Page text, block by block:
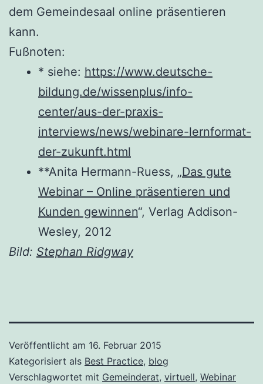
dem Gemeindesaal online präsentieren
kann.
Fußnoten:
* siehe: https://www.deutsche-
bildung.de/wissenplus/info-
center/aus-der-praxis-
interviews/news/webinare-lernformat-
der-zukunft.html
**Anita Hermann-Ruess, „Das gute
Webinar – Online präsentieren und
Kunden gewinnen“, Verlag Addison-
Wesley, 2012
Bild: Stephan Ridgway
Veröffentlicht am 16. Februar 2015
Kategorisiert als Best Practice, blog
Verschlagwortet mit Gemeinderat, virtuell, Webinar